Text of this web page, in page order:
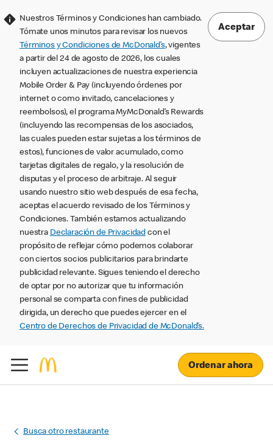
Nuestros Términos y Condiciones han cambiado.
Tómate unos minutos para revisar los nuevos
Términos y Condiciones de McDonald’s, vigentes
a partir del 24 de agosto de 2026, los cuales
incluyen actualizaciones de nuestra experiencia
Mobile Order & Pay (incluyendo órdenes por
internet o como invitado, cancelaciones y
reembolsos), el programa MyMcDonald’s Rewards
(incluyendo las recompensas de los asociados,
las cuales pueden estar sujetas a los términos de
estos), funciones de valor acumulado, como
tarjetas digitales de regalo, y la resolución de
disputas y el proceso de arbitraje. Al seguir
usando nuestro sitio web después de esa fecha,
aceptas el acuerdo revisado de los Términos y
Condiciones. También estamos actualizando
nuestra Declaración de Privacidad con el
propósito de reflejar cómo podemos colaborar
con ciertos socios publicitarios para brindarte
publicidad relevante. Sigues teniendo el derecho
de optar por no autorizar que tu información
personal se comparta con fines de publicidad
dirigida, un derecho que puedes ejercer en el
Centro de Derechos de Privacidad de McDonald’s.
Aceptar
Ordenar ahora
Busca otro restaurante